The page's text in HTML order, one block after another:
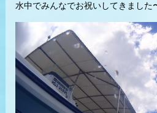
水中でみんなでお祝いしてきました